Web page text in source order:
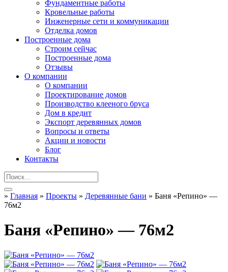
Фундаментные работы
Кровельные работы
Инженерные сети и коммуникации
Отделка домов
Построенные дома
Строим сейчас
Построенные дома
Отзывы
О компании
О компании
Проектирование домов
Производство клееного бруса
Дом в кредит
Экспорт деревянных домов
Вопросы и ответы
Акции и новости
Блог
Контакты
» Главная » Проекты » Деревянные бани » Баня «Репино» —
76м2
Баня «Репино» — 76м2